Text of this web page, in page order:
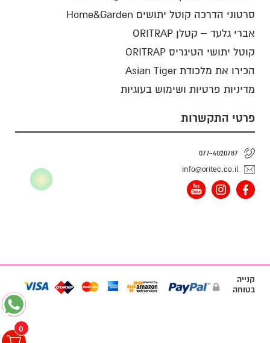
סרטוני הדרכה קוטל יתושים Home&Garden
אברי גלעד – קטלן ORITRAP
קוטל יתושי הטיגריס ORITRAP
הכירו את מלכודת Asian Tiger
מדיניות פרטיות ושימוש בעוגיות
פרטי התקשרות
077-4020787
info@oritec.co.il
קנייה
בטוחה
0